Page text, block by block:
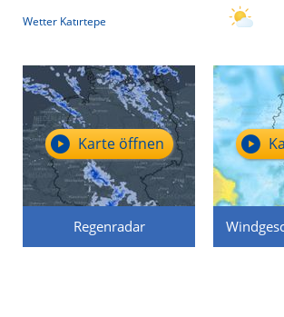
Wetter Katırtepe
Regenradar
Karte öffnen